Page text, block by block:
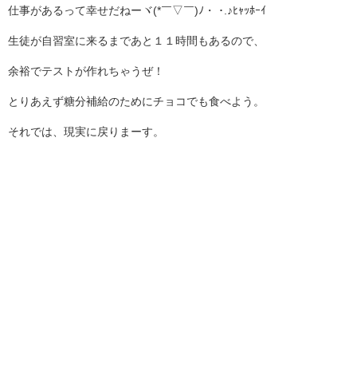
仕事があるって幸せだねーヾ(*￣▽￣)ﾉ・ ･.♪ﾋｬｯﾎｰｲ
生徒が自習室に来るまであと１１時間もあるので、
余裕でテストが作れちゃうぜ！
とりあえず糖分補給のためにチョコでも食べよう。
それでは、現実に戻りまーす。